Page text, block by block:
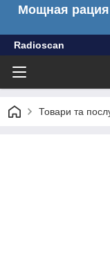
Мощная
Radioscan
Товари та